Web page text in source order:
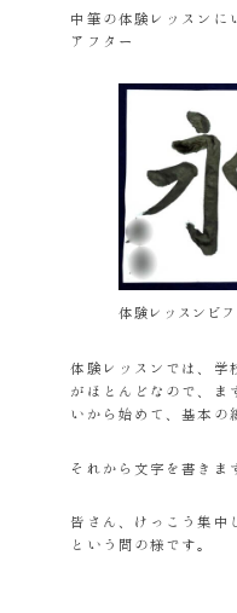
中筆の体験レッスンに
アフター
体験レッスンビ
体験レッスンでは、学
がほとんどなので、ま
いから始めて、基本の
それから文字を書きま
皆さん、けっこう集中
という間の様です。